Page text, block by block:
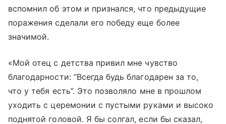
вспомнил об этом и признался, что предыдущие
поражения сделали его победу еще более
значимой.
«Мой отец с детства привил мне чувство
благодарности: “Всегда будь благодарен за то,
что у тебя есть”. Это позволяло мне в прошлом
уходить с церемонии с пустыми руками и высоко
поднятой головой. Я бы солгал, если бы сказал,